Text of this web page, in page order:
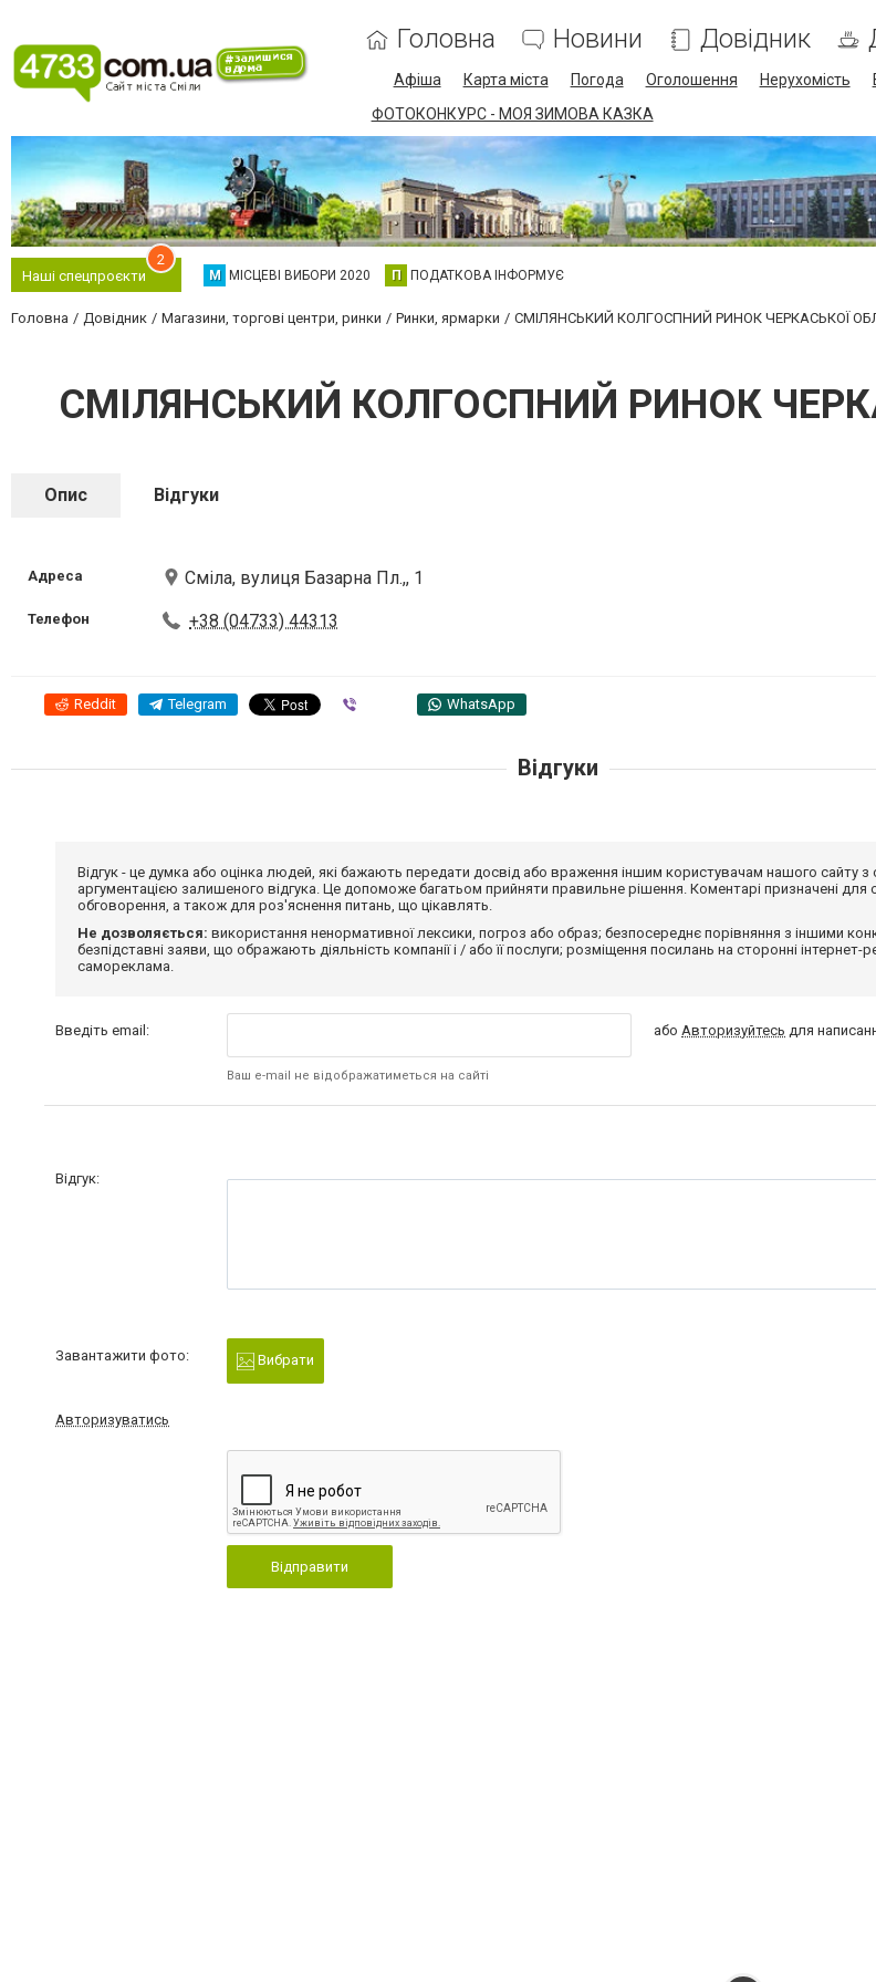
Головна Новини Довідник
Афіша Карта міста Погода Оголошення Нерухомість
ФОТОКОНКУРС - МОЯ ЗИМОВА КАЗКА
Наші спецпроєкти
2
М МІСЦЕВІ ВИБОРИ 2020 П ПОДАТКОВА ІНФОРМУЄ
Головна Довідник Магазини, торгові центри, ринки Ринки, ярмарки СМІЛЯНСЬКИЙ КОЛГОСПНИЙ РИНОК ЧЕРКАСЬКОЇ
СМІЛЯНСЬКИЙ КОЛГОСПНИЙ РИНОК
Опис Відгуки
Адреса Сміла, вулиця Базарна Пл.,, 1
Телефон +38 (04733) 44313
Reddit Telegram WhatsApp
Відгуки
Відгук - це думка або оцінка людей, які бажають передати досвід або враження іншим користувачам нашого сайту
аргументацією залишеного відгука. Це допоможе багатьом прийняти правильне рішення. Коментарі призначені для
обговорення, а також для роз'яснення питань, що цікавлять.
Не дозволяється: використання ненормативної лексики, погроз або образ; безпосереднє порівняння з іншими
безпідставні заяви, що ображають діяльність компанії і / або її послуги; розміщення посилань на сторонні інтернет-
самореклама.
Введіть email:
Ваш e-mail не відображатиметься на сайті
абоАвторизуйтесь для
Відгук:
Завантажити фото: Вибрати
Авторизуватись
Відправити